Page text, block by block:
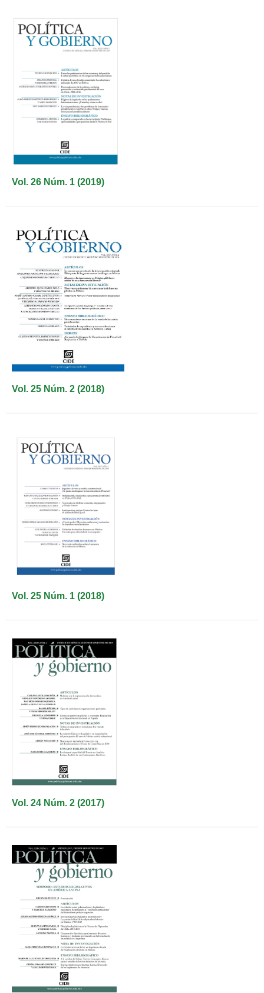
Vol. 26 Núm. 1 (2019)
Vol. 25 Núm. 2 (2018)
Vol. 25 Núm. 1 (2018)
Vol. 24 Núm. 2 (2017)